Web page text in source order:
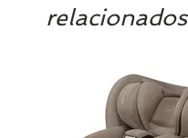
relacionados